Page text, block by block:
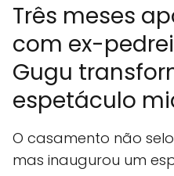
Três meses
com ex-
Gugu
espetáculo
O casamento não
mas inaugurou um